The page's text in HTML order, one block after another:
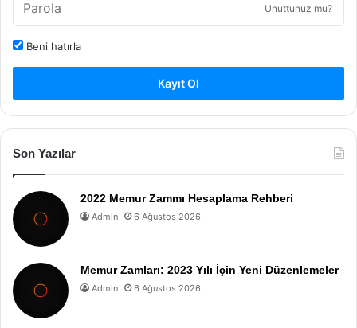
Unuttunuz mu?
Beni hatırla
Kayıt Ol
Son Yazılar
2022 Memur Zammı Hesaplama Rehberi
Admin 6 Ağustos 2026
Memur Zamları: 2023 Yılı İçin Yeni Düzenlemeler
Admin 6 Ağustos 2026